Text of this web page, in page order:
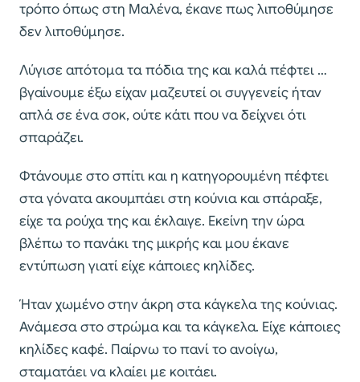
τρόπο όπως στη Μαλένα, έκανε πως λιποθύμησε
δεν λιποθύμησε.
Λύγισε απότομα τα πόδια της και καλά πέφτει …
βγαίνουμε έξω είχαν μαζευτεί οι συγγενείς ήταν
απλά σε ένα σοκ, ούτε κάτι που να δείχνει ότι
σπαράζει.
Φτάνουμε στο σπίτι και η κατηγορουμένη πέφτει
στα γόνατα ακουμπάει στη κούνια και σπάραξε,
είχε τα ρούχα της και έκλαιγε. Εκείνη την ώρα
βλέπω το πανάκι της μικρής και μου έκανε
εντύπωση γιατί είχε κάποιες κηλίδες.
Ήταν χωμένο στην άκρη στα κάγκελα της κούνιας.
Ανάμεσα στο στρώμα και τα κάγκελα. Είχε κάποιες
κηλίδες καφέ. Παίρνω το πανί το ανοίγω,
σταματάει να κλαίει με κοιτάει.